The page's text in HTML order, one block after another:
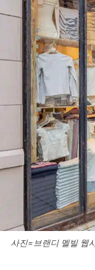
사진=브랜디 멜빌 웹